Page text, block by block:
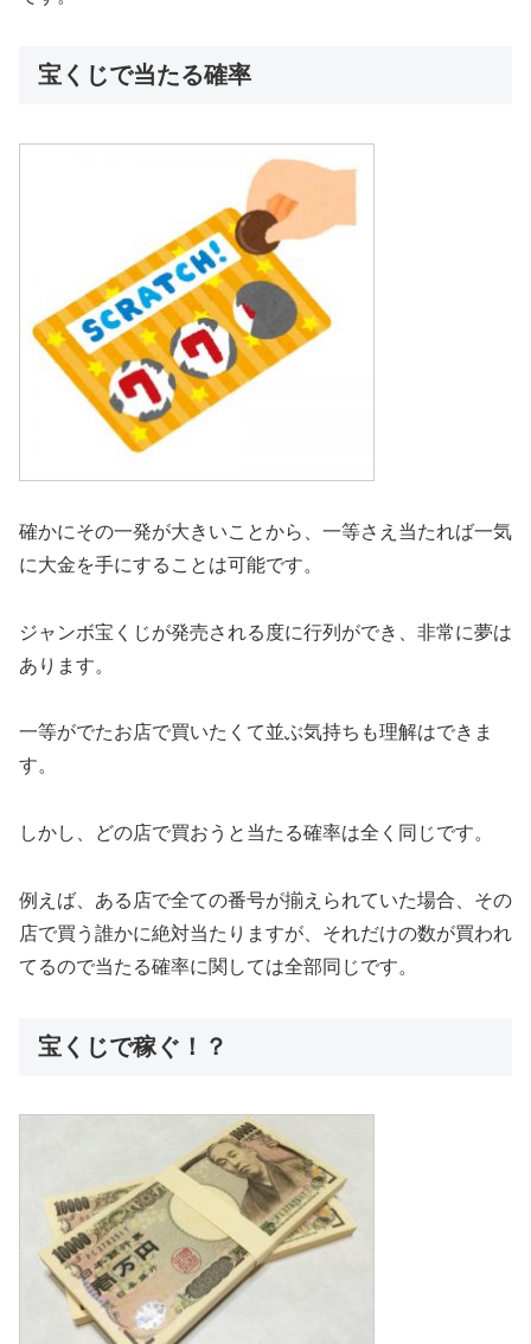
宝くじで当たる確率
確かにその一発が大きいことから、一等さえ当たれば一気
に大金を手にすることは可能です。
ジャンボ宝くじが発売される度に行列ができ、非常に夢は
あります。
一等がでたお店で買いたくて並ぶ気持ちも理解はできま
す。
しかし、どの店で買おうと当たる確率は全く同じです。
例えば、ある店で全ての番号が揃えられていた場合、その
店で買う誰かに絶対当たりますが、それだけの数が買われ
てるので当たる確率に関しては全部同じです。
宝くじで稼ぐ！？